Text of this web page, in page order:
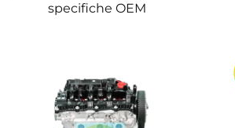
specifiche OEM